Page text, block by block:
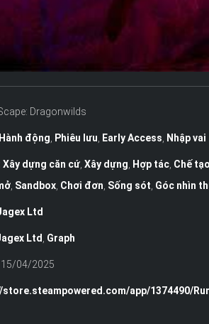
Dragonwilds
Hành động Phiêu lưu Early Access Nhập vai
Xây dựng căn cứ, Xây dựng Hợp tác, Chế tạo
, Sandbox, Chơi đơn Sống sót Góc nhìn
Ltd
Ltd Graph
15/04/2025
store.steampowered.com/app/1374490/